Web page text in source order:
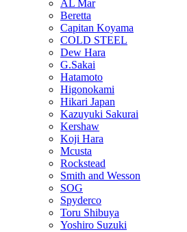
AL Mar
Beretta
Capitan Koyama
COLD STEEL
Dew Hara
G.Sakai
Hatamoto
Higonokami
Hikari Japan
Kazuyuki Sakurai
Kershaw
Koji Hara
Mcusta
Rockstead
Smith and Wesson
SOG
Spyderco
Toru Shibuya
Yoshiro Suzuki